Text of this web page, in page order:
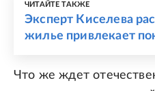
ЧИТАЙТЕ ТАКЖЕ
Эксперт Киселева
жилье привлекает
Что же ждет